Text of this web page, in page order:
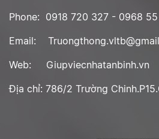
Phone: 0918 720 327 - 0968
Email:
Web: Giupviecnhatanbinh.vn
Địa chỉ: 786/2 Trường